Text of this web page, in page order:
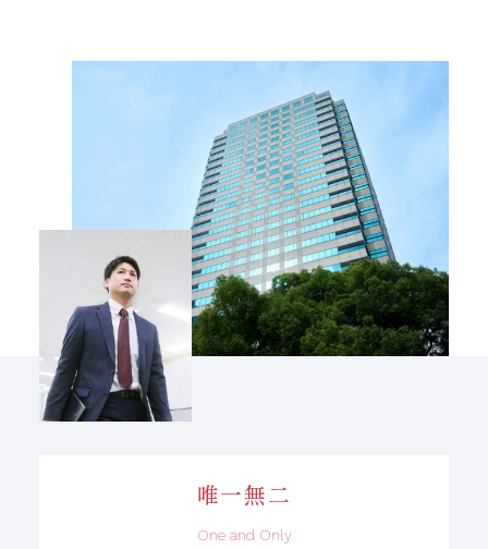
目指す姿
唯一無二
One and Only